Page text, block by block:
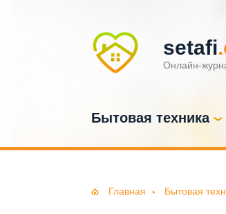
setafi
Онлайн-
Бытовая техника
Главная Бытовая